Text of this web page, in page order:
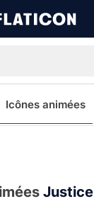
Icônes animées
Justice